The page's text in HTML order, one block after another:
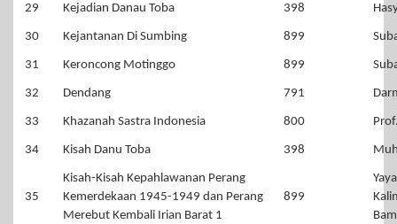
29 Kejadian Danau Toba 398
30 Kejantanan Di Sumbing 899
31 Keroncong Motinggo 899
32 Dendang 791
33 Khazanah Sastra Indonesia 800
34 Kisah Danu Toba 398
35
Kisah-Kisah Kepahlawanan Perang
Kemerdekaan 1945-1949 dan Perang
Merebut Kembali Irian Barat 1
899